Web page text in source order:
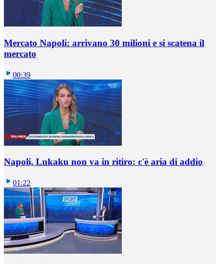
Mercato Napoli: arrivano 30 milioni e si scatena il
mercato
00:39
Napoli, Lukaku non va in ritiro: c'è aria di addio
01:22